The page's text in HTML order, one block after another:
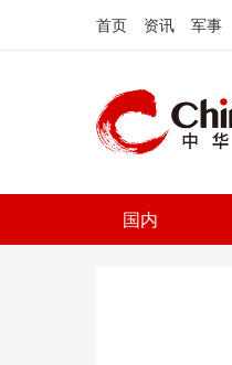
首页 资讯 军事
国内